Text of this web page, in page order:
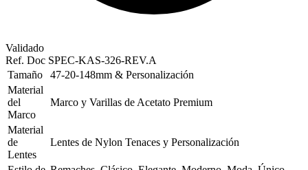
Validado
Ref. Doc SPEC-KAS-326-REV.A
Tamaño
47-20-148mm & Personalización
Material
del
Marco
Marco y Varillas de Acetato Premium
Material
de
Lentes
Lentes de Nylon Tenaces y Personalización